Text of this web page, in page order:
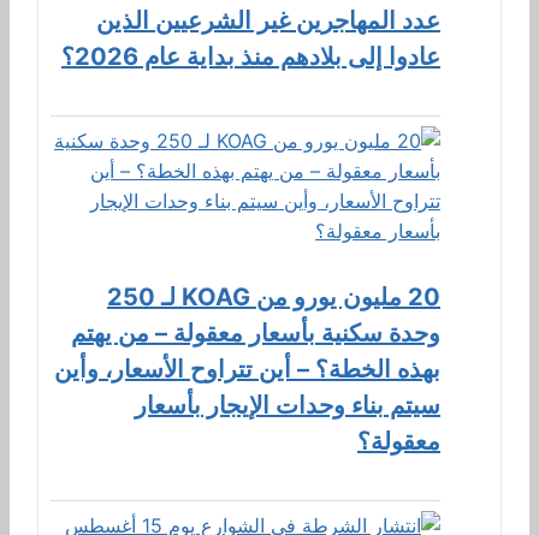
عدد المهاجرين غير الشرعيين الذين
عادوا إلى بلادهم منذ بداية عام 2026؟
20 مليون يورو من KOAG لـ 250
وحدة سكنية بأسعار معقولة – من يهتم
بهذه الخطة؟ – أين تتراوح الأسعار، وأين
سيتم بناء وحدات الإيجار بأسعار
معقولة؟